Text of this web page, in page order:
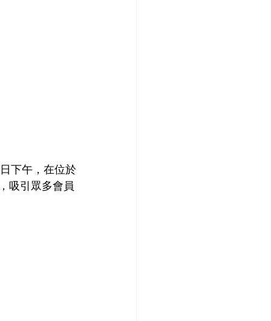
下午，在位於
吸引眾多會員